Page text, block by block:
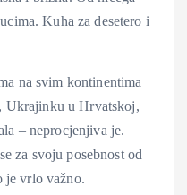
Kuha za desetero i
na svim kontinentima
Ukrajinku u Hrvatskoj,
– neprocjenjiva je.
za svoju posebnost od
je vrlo važno.